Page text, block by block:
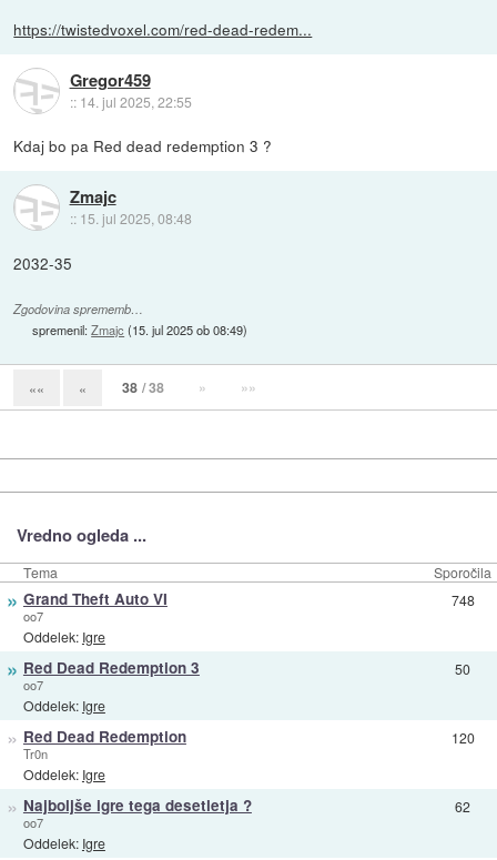
https://twistedvoxel.com/red-dead-redem...
Gregor459
:: 14. jul 2025, 22:55
Kdaj bo pa Red dead redemption 3 ?
Zmajc
:: 15. jul 2025, 08:48
2032-35
Zgodovina sprememb…
spremenil:Zmajc (15. jul 2025 ob 08:49)
«« « 38 / 38 » »»
Vredno ogleda ...
Tema Sporočila
» Grand Theft Auto VI
oo7
Oddelek: Igre
748
» Red Dead Redemption 3
oo7
Oddelek: Igre
50
» Red Dead Redemption
Tr0n
Oddelek: Igre
120
» Najboljše igre tega desetletja ?
oo7
Oddelek: Igre
62